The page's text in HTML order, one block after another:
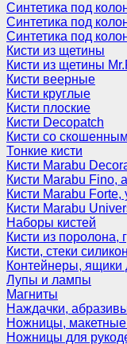
Синтетика под
Синтетика под
Синтетика под
Кисти из щетины
Кисти из щетины
Кисти веерные
Кисти круглые
Кисти плоские
Кисти Decopatch
Кисти со
Тонкие кисти
Кисти Marabu
Кисти Marabu Fino,
Кисти Marabu Forte,
Кисти Marabu
Наборы кистей
Кисти из поролона,
Кисти, стеки
Контейнеры, ящики
Лупы и лампы
Магниты
Наждачки,
Ножницы, макетные
Ножницы для